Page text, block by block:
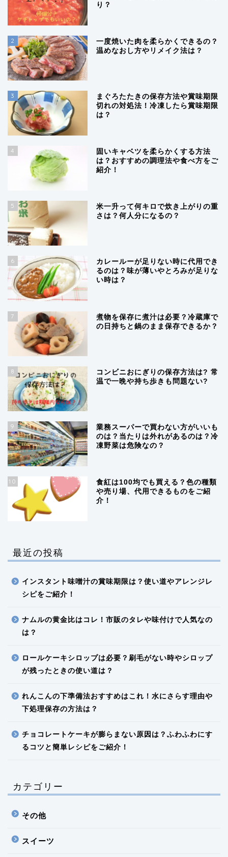
り？
2
一度焼いた肉を柔らかくできるの？
温めなおし方やリメイク法は？
3
まぐろたたきの保存方法や賞味期限
切れの対処法！冷凍したら賞味期限
は？
4
固いキャベツを柔らかくする方法
は？おすすめの調理法や食べ方をご
紹介！
5
米一升って何キロで炊き上がりの重
さは？何人分になるの？
6
カレールーが足りない時に代用でき
るのは？味が薄いやとろみが足りな
い時は？
7
煮物を保存に煮汁は必要？冷蔵庫で
の日持ちと鍋のまま保存できるか？
8
コンビニおにぎりの保存方法は? 常
温で一晩や持ち歩きも問題ない?
9
業務スーパーで買わない方がいいも
のは？当たりは外れがあるのは？冷
凍野菜は危険なの？
10
食紅は100均でも買える？色の種類
や売り場、代用できるものをご紹
介！
最近の投稿
インスタント味噌汁の賞味期限は？使い道やアレンジレ
シピをご紹介！
ナムルの黄金比はコレ！市販のタレや味付けで人気なの
は？
ロールケーキシロップは必要？刷毛がない時やシロップ
が残ったときの使い道は？
れんこんの下準備法おすすめはこれ！水にさらす理由や
下処理保存の方法は？
チョコレートケーキが膨らまない原因は？ふわふわにす
るコツと簡単レシピをご紹介！
カテゴリー
その他
スイーツ